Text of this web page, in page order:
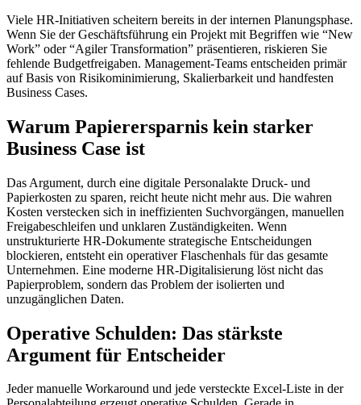
Viele HR-Initiativen scheitern bereits in der internen Planungsphase.
Wenn Sie der Geschäftsführung ein Projekt mit Begriffen wie “New
Work” oder “Agiler Transformation” präsentieren, riskieren Sie
fehlende Budgetfreigaben. Management-Teams entscheiden primär
auf Basis von Risikominimierung, Skalierbarkeit und handfesten
Business Cases.
Warum Papierersparnis kein starker
Business Case ist
Das Argument, durch eine digitale Personalakte Druck- und
Papierkosten zu sparen, reicht heute nicht mehr aus. Die wahren
Kosten verstecken sich in ineffizienten Suchvorgängen, manuellen
Freigabeschleifen und unklaren Zuständigkeiten. Wenn
unstrukturierte HR-Dokumente strategische Entscheidungen
blockieren, entsteht ein operativer Flaschenhals für das gesamte
Unternehmen. Eine moderne HR-Digitalisierung löst nicht das
Papierproblem, sondern das Problem der isolierten und
unzugänglichen Daten.
Operative Schulden: Das stärkste
Argument für Entscheider
Jeder manuelle Workaround und jede versteckte Excel-Liste in der